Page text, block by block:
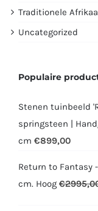
Traditionele
Uncategorized
Populaire
Stenen tuinbeeld
springsteen |
cm €899,00
Return to Fantasy
cm. Hoog €